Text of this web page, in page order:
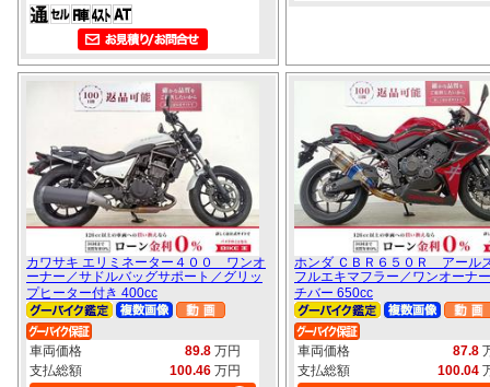
カワサキ エリミネーター４００ ワンオ
ーナー／サドルバッグサポート／グリッ
プヒーター付き 400cc
車両価格 89.8 万円
支払総額
100.46 万円
ホンダ ＣＢＲ６５０Ｒ アール
フルエキマフラー／ワンオーナ
チバー 650cc
車両価格 87.8
支払総額
100.04